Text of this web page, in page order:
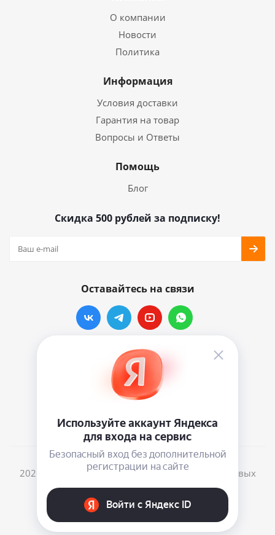
О компании
Новости
Политика
Информация
Условия доставки
Гарантия на товар
Вопросы и Ответы
Помощь
Блог
Скидка 500 рублей за подписку!
Оставайтесь на связи
Наши контакты
info@vinylmarkt.ru
2026 © Винилмаркт - интернет-магазин виниловых
пластинок